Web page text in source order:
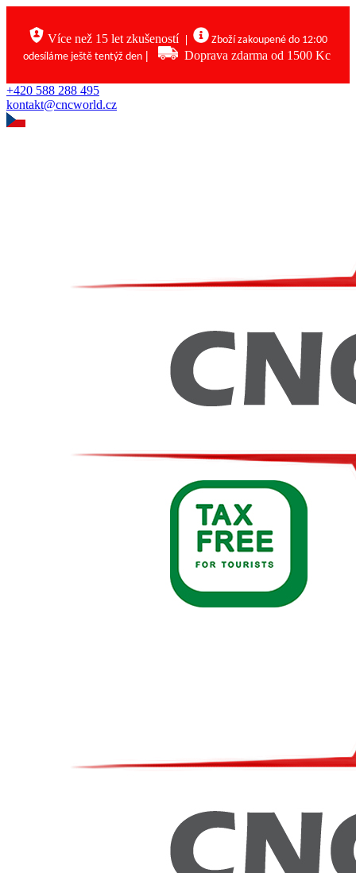
Více než 15 let zkušeností
Zboží zakoupené do 12:00
odesíláme ještě tentýž den | Doprava zdarma od 1500 Kc
+420 588 288 495
kontakt@cncworld.cz